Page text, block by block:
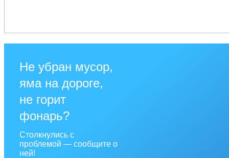
Не убран мусор,
яма на дороге,
не горит
фонарь?
Столкнулись с
проблемой — сообщите о
ней!